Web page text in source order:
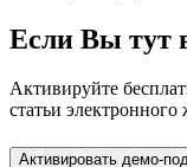
Если Вы тут
Активируйте
статьи электронного